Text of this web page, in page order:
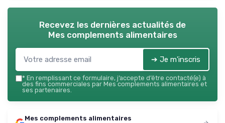
Recevez les dernières actualités de
Mes complements alimentaires
➔ Je m'inscris
* En remplissant ce formulaire, j’accepte d’être contacté(e) à
des fins commerciales par Mes complements alimentaires et
ses partenaires.
Mes complements alimentaires